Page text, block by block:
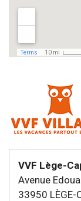
VVF Lège-
Avenue
33950 LÈGE-